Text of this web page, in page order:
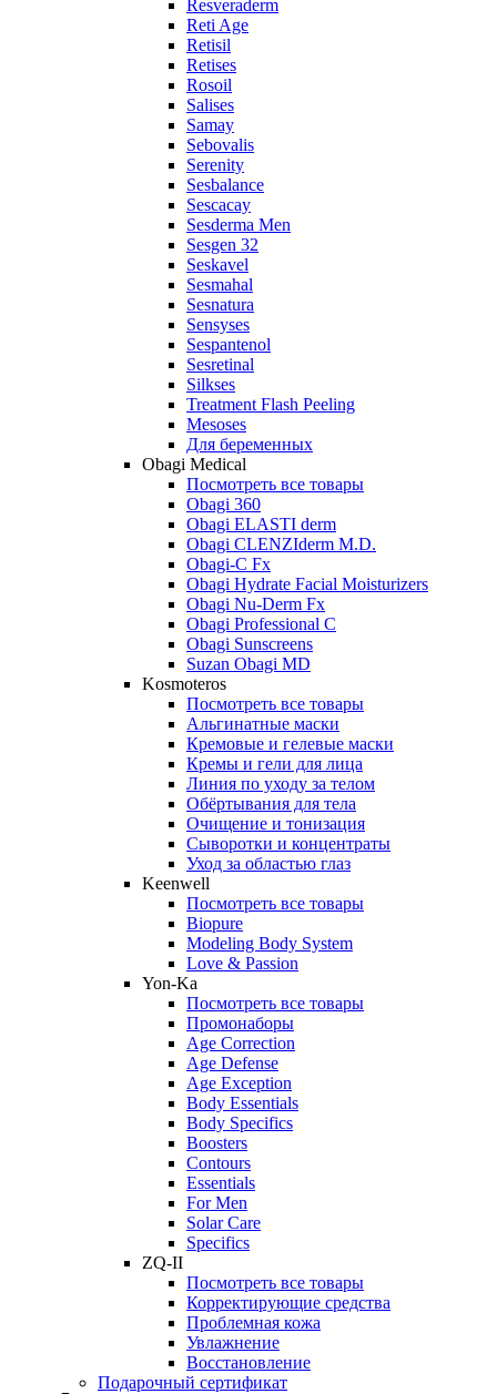
Resveraderm
Reti Age
Retisil
Retises
Rosoil
Salises
Samay
Sebovalis
Serenity
Sesbalance
Sescacay
Sesderma Men
Sesgen 32
Seskavel
Sesmahal
Sesnatura
Sensyses
Sespantenol
Sesretinal
Silkses
Treatment Flash Peeling
Mesoses
Для беременных
Obagi Medical
Посмотреть все товары
Obagi 360
Obagi ELASTI derm
Obagi CLENZIderm M.D.
Obagi-C Fx
Obagi Hydrate Facial Moisturizers
Obagi Nu-Derm Fx
Obagi Professional C
Obagi Sunscreens
Suzan Obagi MD
Kosmoteros
Посмотреть все товары
Альгинатные маски
Кремовые и гелевые маски
Кремы и гели для лица
Линия по уходу за телом
Обёртывания для тела
Очищение и тонизация
Сыворотки и концентраты
Уход за областью глаз
Keenwell
Посмотреть все товары
Biopure
Modeling Body System
Love & Passion
Yon-Ka
Посмотреть все товары
Промонаборы
Age Correction
Age Defense
Age Exception
Body Essentials
Body Specifics
Boosters
Contours
Essentials
For Men
Solar Care
Specifics
ZQ-II
Посмотреть все товары
Корректирующие средства
Проблемная кожа
Увлажнение
Восстановление
Подарочный сертификат